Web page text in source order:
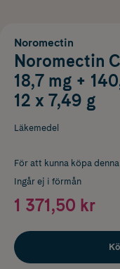
Noromectin
Noromectin
18,7 mg +
12 x 7,49 g
Läkemedel
För att kunna köpa
Ingår ej i förmån
1 371,50 kr